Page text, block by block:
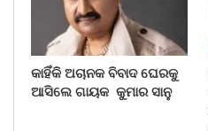
କାହିଁକି ଅଚାନକ ବିବାଦ ଘେରକୁ
ଆସିଲେ ଗାୟକ କୁମାର ସାନୁ